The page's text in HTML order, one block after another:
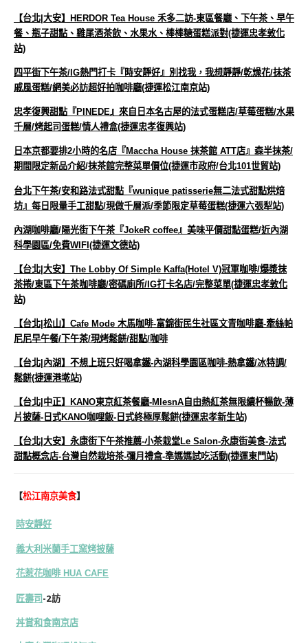
【台北|大安】HERDOR Tea House 禾多二訪-東區餐廳、下午茶、早午
餐、瓶子甜點、雞尾酒茶飲、水果水、棒棒糖蛋糕派對(捷運忠孝敦化
站)
四平街下午茶/IG熱門打卡『時安靜好』別找我，我想靜靜/乾燥花/抹茶
戚風蛋糕/網美必訪超好拍咖啡廳(捷運松江南京站)
忠孝復興甜點『PINEDE』來自日本名古屋的法式蛋糕店/草莓蛋糕/水果
千層/烤起司蛋糕/情人禮盒(捷運忠孝復興站)
日本京都要排2小時的名店『Maccha House 抹茶館 ATT店』森半抹茶/
期間限定新品介紹/抹茶館完整菜單價位(捷運市政府/台北101世貿站)
台北下午茶/安和路法式甜點『wunique patisserie無二法式甜點烘焙
坊』每日限量手工甜點/現做千層派/季節限定草莓蛋糕(捷運六張犁站)
內湖咖啡廳/陽光街下午茶『JokeR coffee』美味平價甜點蛋糕/近內湖
科學園區/免費WIFI(捷運文德站)
【台北|大安】The Lobby Of Simple Kaffa(Hotel V)冠軍咖啡/爆漿抹
茶捲/東區下午茶咖啡廳/密碼廁所/IG打卡名店/完整菜單(捷運忠孝敦化
站)
【台北|松山】Cafe Mode 木馬咖啡-富錦街民生社區文青咖啡廳-牽絲帕
尼尼早午餐/下午茶/現烤鬆餅/甜點/咖啡
【台北|內湖】不想上班只好喝拿鐵-內湖科學園區咖啡-熱拿鐵/冰特調/
鬆餅(捷運港墘站)
【台北|中正】KANO東京紅茶餐廳-MlesnA自由熱紅茶無限續杯暢飲-薄
片披薩-日式KANO咖哩飯-日式終極厚鬆餅(捷運忠孝新生站)
【台北|大安】永康街下午茶推薦-小茶栽堂Le Salon-永康街美食-法式
甜點概念店-台灣自然栽培茶-彌月禮盒-準媽媽試吃活動(捷運東門站)
【松江南京美食】
時安靜好
義大利米蘭手工窯烤披薩
花惹花咖啡 HUA CAFE
匠壽司-2訪
丼賞和食南京店